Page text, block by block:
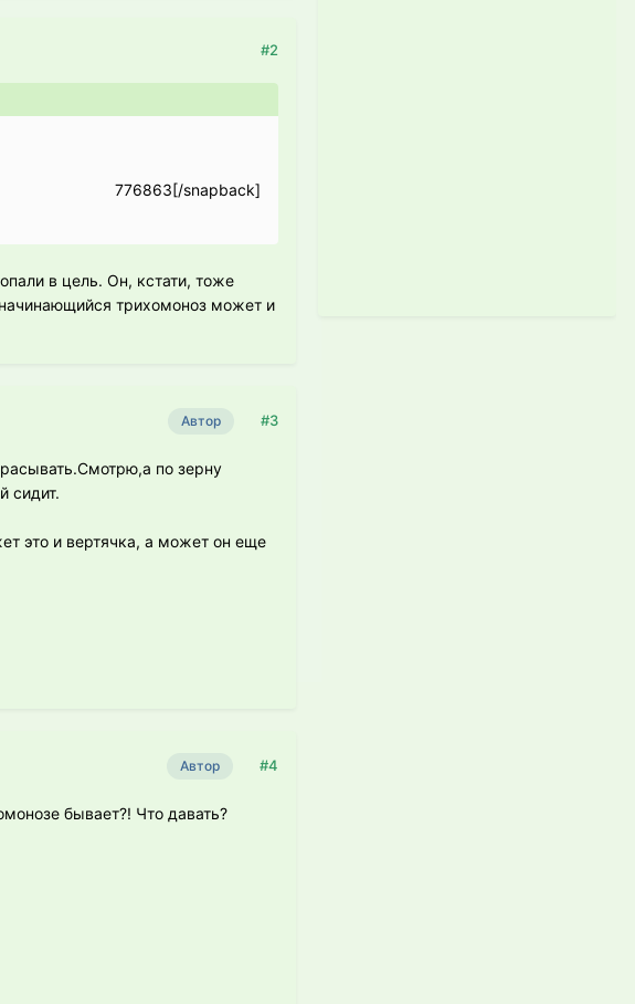
#2
776863[/snapback]
в цель. Он, кстати, тоже
трихомоноз может и
Автор #3
по зерну
сидит.
это и вертячка, а может он еще
Автор #4
бывает?! Что давать?